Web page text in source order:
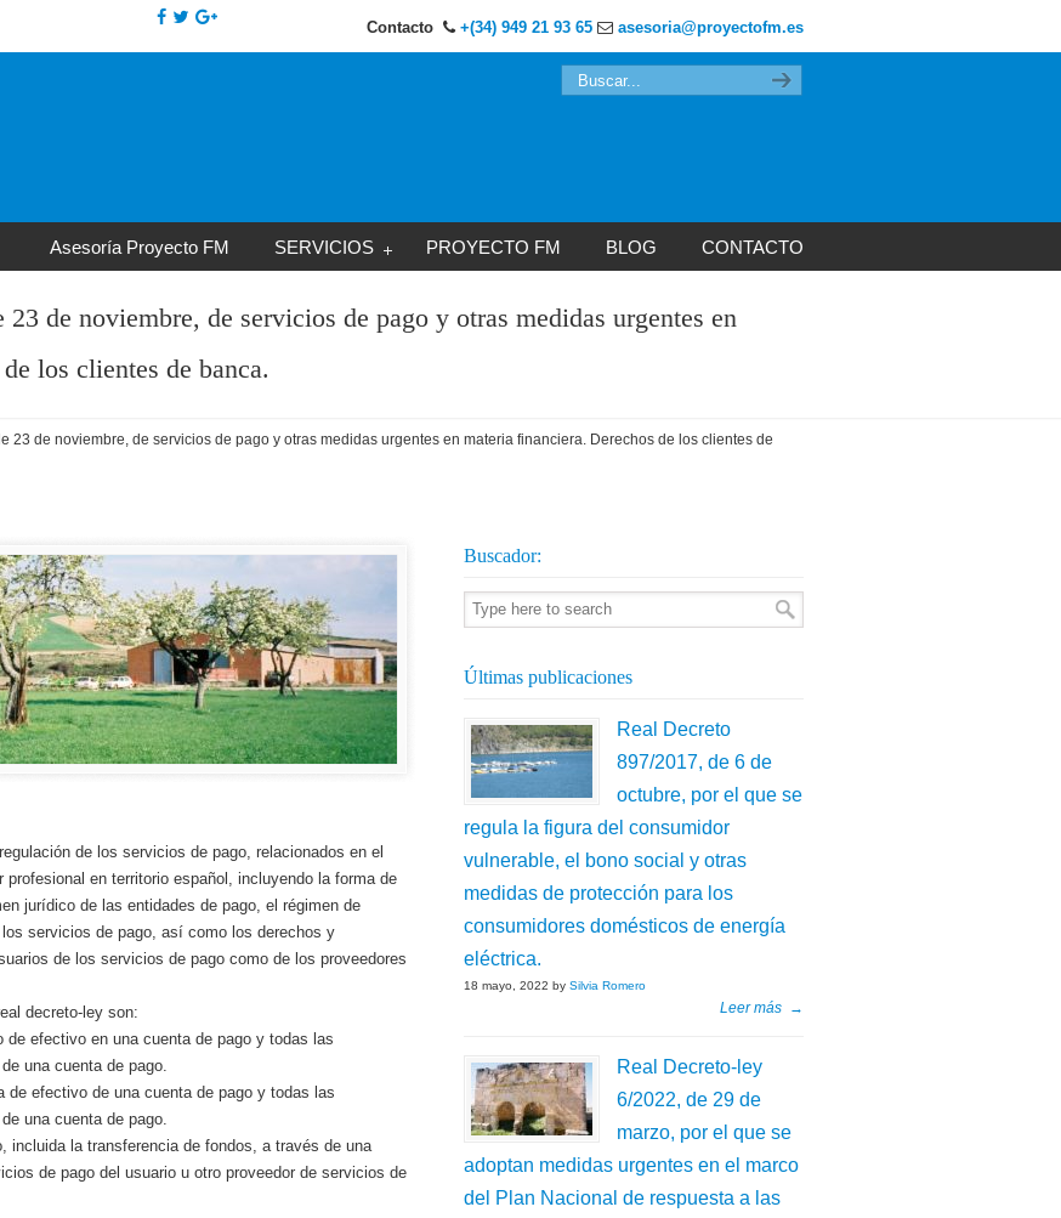
Contacto +(34) 949 21 93 65 asesoria@proyectofm.es
Asesoría Proyecto FM SERVICIOS PROYECTO FM BLOG CONTACTO
de noviembre, de servicios de pago y otras medidas urgentes en
los clientes de banca.
23 de noviembre, de servicios de pago y otras medidas urgentes en materia financiera. Derechos de los clientes de
de los servicios de pago, relacionados en el
en territorio español, incluyendo la forma de
jurídico de las entidades de pago, el régimen de
servicios de pago, así como los derechos y
de los servicios de pago como de los proveedores
decreto-ley son:
efectivo en una cuenta de pago y todas las
una cuenta de pago.
de efectivo de una cuenta de pago y todas las
una cuenta de pago.
incluida la transferencia de fondos, a través de una
de pago del usuario u otro proveedor de servicios de
Buscador:
Últimas publicaciones
Real Decreto
897/2017, de 6 de
octubre, por el que se
regula la figura del consumidor
vulnerable, el bono social y otras
medidas de protección para los
consumidores domésticos de energía
eléctrica.
18 mayo, 2022 by Silvia Romero
Leer más →
Real Decreto-ley
6/2022, de 29 de
marzo, por el que se
adoptan medidas urgentes en el marco
del Plan Nacional de respuesta a las